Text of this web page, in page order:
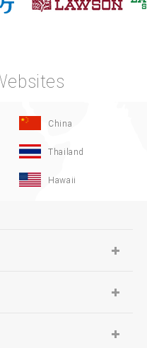
China
Thailand
Hawaii